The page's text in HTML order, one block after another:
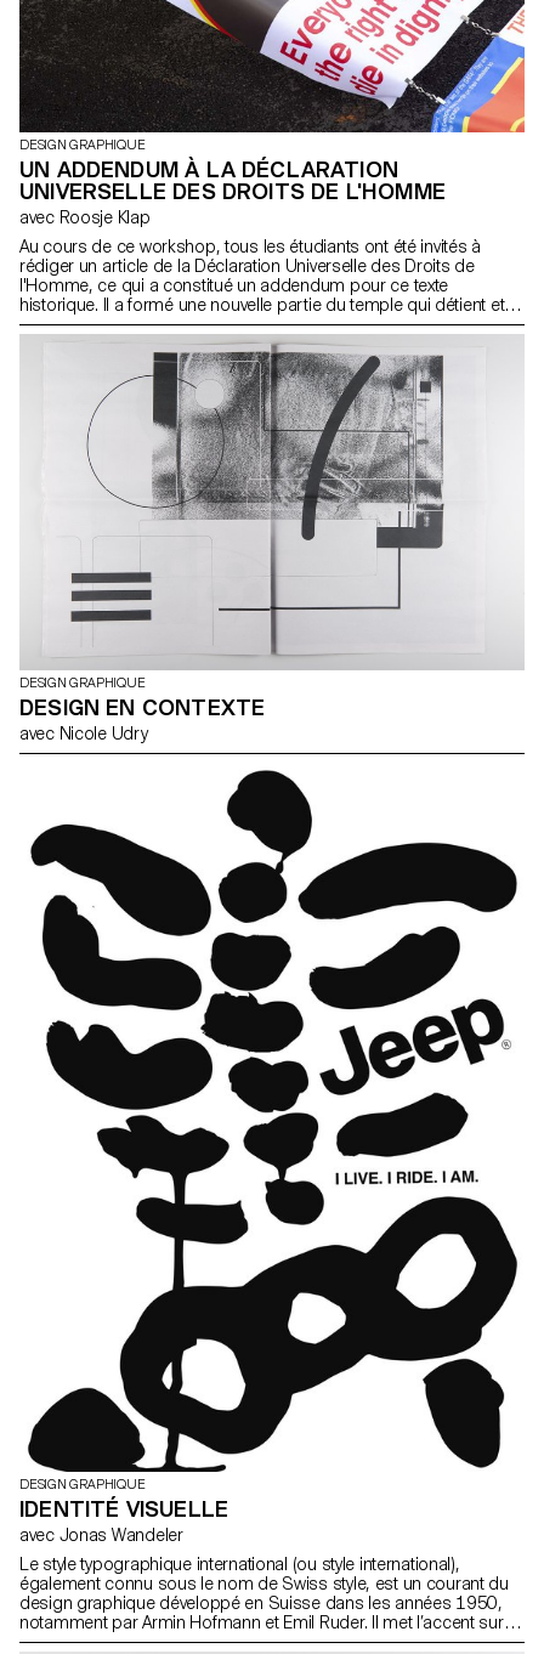
DESIGN GRAPHIQUE
UN ADDENDUM À LA DÉCLARATION
UNIVERSELLE DES DROITS DE L'HOMME
avec Roosje Klap
Au cours de ce workshop, tous les étudiants ont été invités à
rédiger un article de la Déclaration Universelle des Droits de
l'Homme, ce qui a constitué un addendum pour ce texte
historique. Il a formé une nouvelle partie du temple qui détient et
protège notre humanité. Afin de fournir un contexte au travail, les
élèves ont lu et discuté un article chaque jour, suivi d'un sujet
quotidien. À la fin de la semaine, une extension de la Déclaration
Universelle des Droits de l'Homme a été célébrée sous la forme
de 20 drapeaux et d'une vidéo collaborative de 20×20 secondes.
DESIGN GRAPHIQUE
DESIGN EN CONTEXTE
avec Nicole Udry
DESIGN GRAPHIQUE
IDENTITÉ VISUELLE
avec Jonas Wandeler
Le style typographique international (ou style international),
également connu sous le nom de Swiss style, est un courant du
design graphique développé en Suisse dans les années 1950,
notamment par Armin Hofmann et Emil Ruder. Il met l’accent sur le
dépouillement, la lisibilité et l’objectivité, en utilisant des polices de